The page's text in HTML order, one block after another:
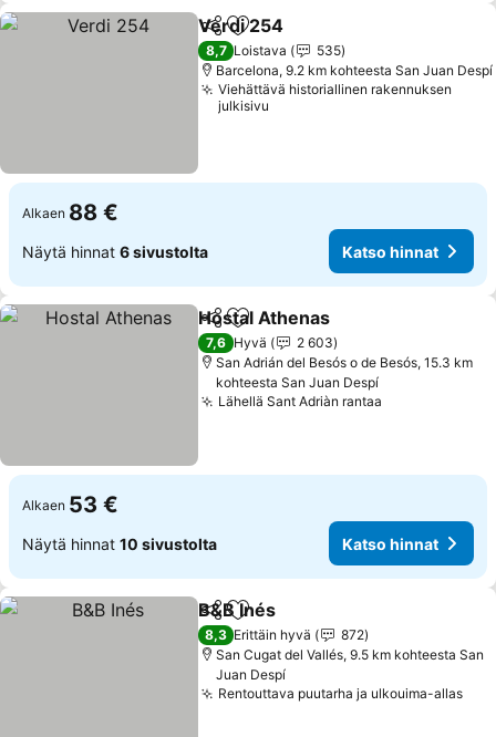
Jaa Lisää suosikkeihin
Verdi 254
8,7 Loistava
535
Barcelona, 9.2 km kohteesta San Juan Despí
Viehättävä historiallinen rakennuksen
julkisivu
Alkaen 88 €
Näytä hinnat 6 sivustolta Katso hinnat
Jaa Lisää suosikkeihin
Hostal Athenas
7,6 Hyvä
2 603
San Adrián del Besós o de Besós, 15.3 km
kohteesta San Juan Despí
Lähellä Sant Adriàn rantaa
Alkaen 53 €
Näytä hinnat 10 sivustolta Katso hinnat
Jaa Lisää suosikkeihin
B&B Inés
8,3 Erittäin hyvä
872
San Cugat del Vallés, 9.5 km kohteesta San
Juan Despí
Rentouttava puutarha ja ulkouima-allas